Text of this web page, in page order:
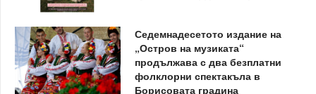
Седемнадесетото издание на
„Остров на музиката“
продължава с два безплатни
фолклорни спектакъла в
Борисовата градина